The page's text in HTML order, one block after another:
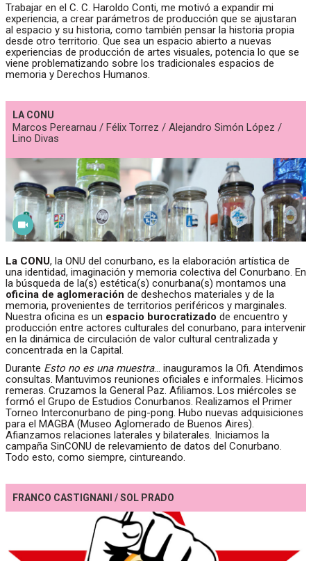
Trabajar en el C. C. Haroldo Conti, me motivó a expandir mi
experiencia, a crear parámetros de producción que se ajustaran
al espacio y su historia, como también pensar la historia propia
desde otro territorio. Que sea un espacio abierto a nuevas
experiencias de producción de artes visuales, potencia lo que se
viene problematizando sobre los tradicionales espacios de
memoria y Derechos Humanos.
LA CONU
Marcos Perearnau / Félix Torrez / Alejandro Simón López /
Lino Divas
La CONU, la ONU del conurbano, es la elaboración artística de
una identidad, imaginación y memoria colectiva del Conurbano. En
la búsqueda de la(s) estética(s) conurbana(s) montamos una
oficina de aglomeración de deshechos materiales y de la
memoria, provenientes de territorios periféricos y marginales.
Nuestra oficina es un espacio burocratizado de encuentro y
producción entre actores culturales del conurbano, para intervenir
en la dinámica de circulación de valor cultural centralizada y
concentrada en la Capital.
Durante Esto no es una muestra… inauguramos la Ofi. Atendimos
consultas. Mantuvimos reuniones oficiales e informales. Hicimos
remeras. Cruzamos la General Paz. Afiliamos. Los miércoles se
formó el Grupo de Estudios Conurbanos. Realizamos el Primer
Torneo Interconurbano de ping-pong. Hubo nuevas adquisiciones
para el MAGBA (Museo Aglomerado de Buenos Aires).
Afianzamos relaciones laterales y bilaterales. Iniciamos la
campaña SinCONU de relevamiento de datos del Conurbano.
Todo esto, como siempre, cintureando.
FRANCO CASTIGNANI / SOL PRADO